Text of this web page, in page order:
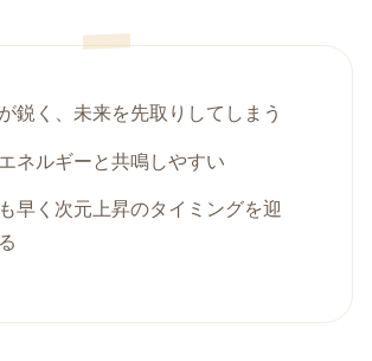
鋭く、未来を先取りしてしまう
ネルギーと共鳴しやすい
早く次元上昇のタイミングを迎